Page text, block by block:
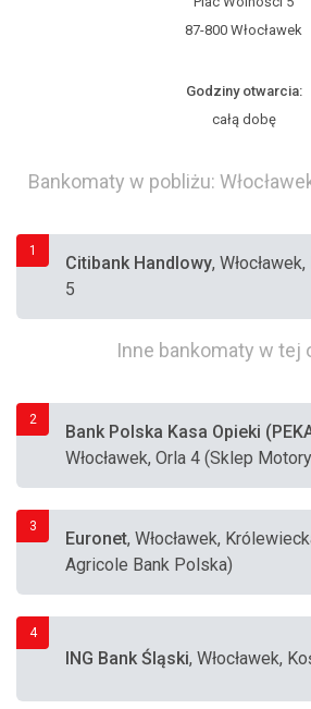
87-800 Włocławek
Godziny otwarcia:
całą dobę
Bankomaty w pobliżu:
1
Citibank Handlowy,
5
Inne bankomaty w tej
2
Bank Polska Kasa Opieki
Włocławek, Orla 4 (Sklep
3
Euronet, Włocławek,
Agricole Bank Polska)
4
ING Bank Śląski, Włocławek,